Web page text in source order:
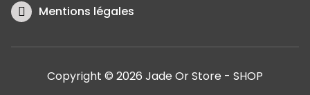
Mentions légales
Copyright © 2026 Jade Or Store - SHOP